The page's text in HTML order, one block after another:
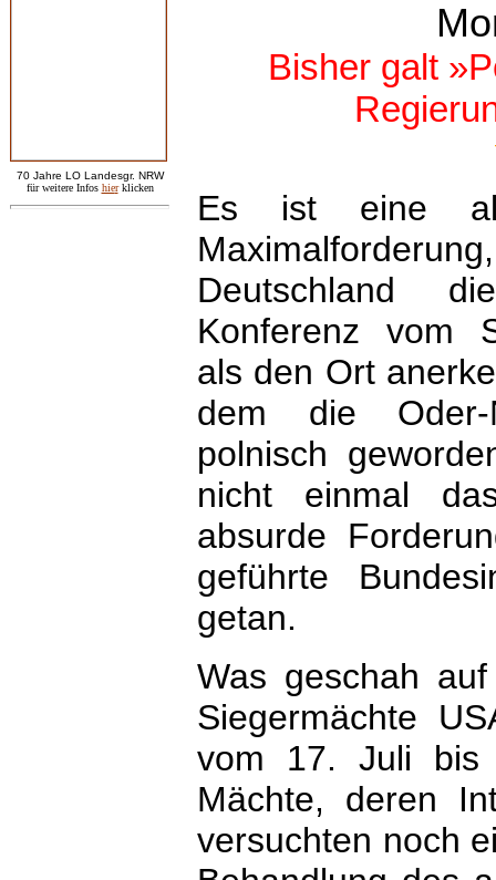
70 Jahre LO Landesgr. NRW
für weitere Infos hier klicken
Bisher galt
Es ist eine
Deutschland
Konferenz vom
als den Ort
dem die Oder-
polnisch
nicht einmal
absurde
geführte
getan.
Was geschah
Siegermächte
vom 17. Juli bis
Mächte, deren
versuchten noch